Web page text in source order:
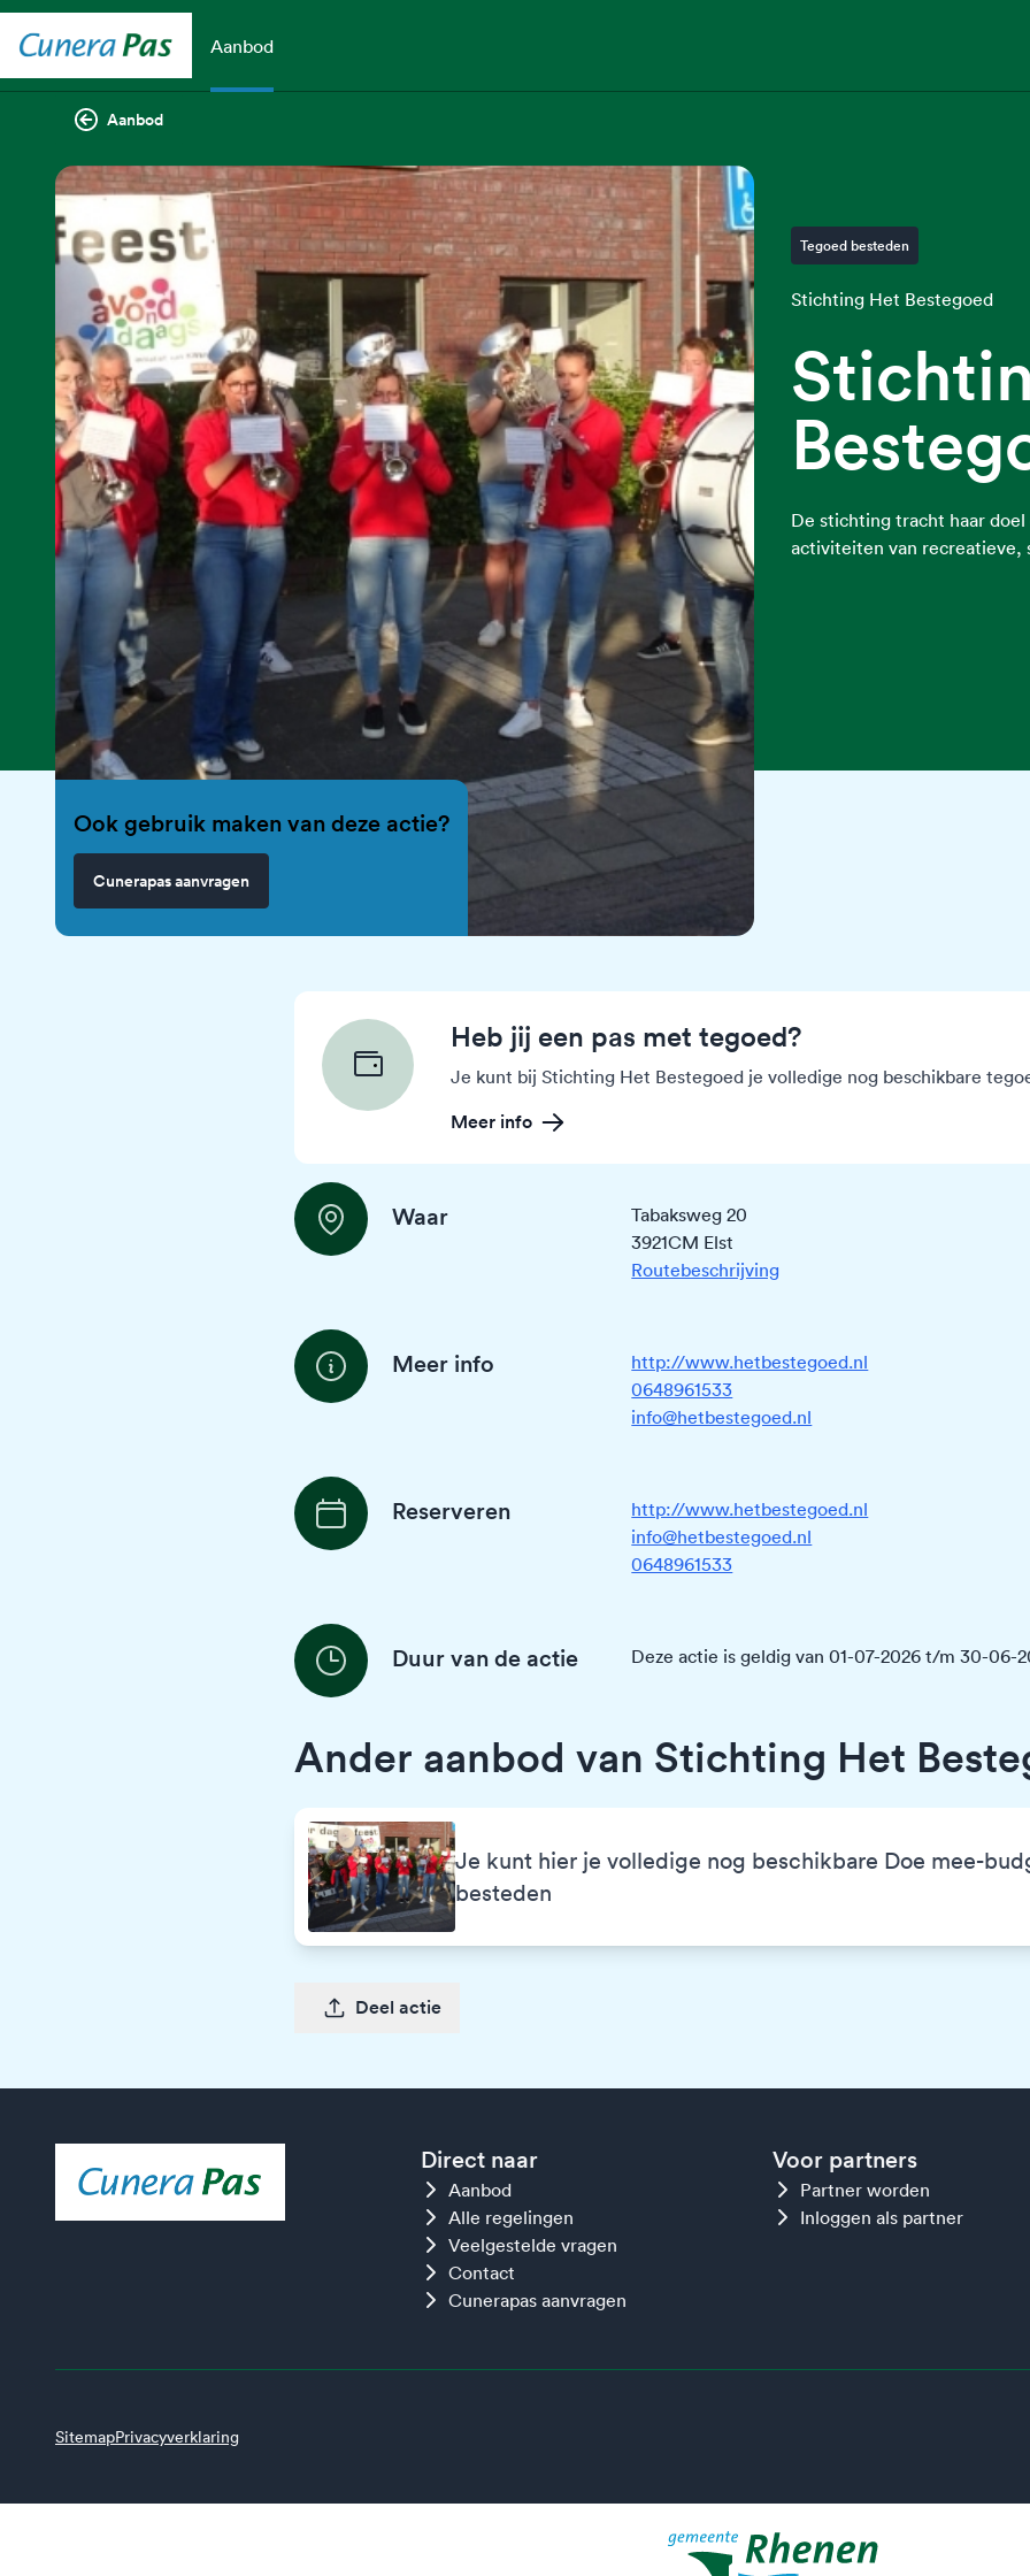
Aanbod
Aanbod
Tegoed besteden
Stichting Het Bestegoed
De stichting tracht haar
activiteiten van recreatieve,
Ook gebruik maken van deze actie?
Cunerapas aanvragen
Heb jij een pas met tegoed?
Je kunt bij Stichting Het Bestegoed je volledige nog beschikbare
Meer info
Waar
Tabaksweg 20
3921CM Elst
Routebeschrijving
Meer info
http://www.hetbestegoed.nl
0648961533
info@hetbestegoed.nl
Reserveren
http://www.hetbestegoed.nl
info@hetbestegoed.nl
0648961533
Duur van de actie Deze actie is geldig van 01-07-2026 t/m 30-06-
Ander aanbod van Stichting Het
Je kunt hier je volledige nog beschikbare Doe mee-
besteden
Deel actie
Direct naar
Aanbod
Alle regelingen
Veelgestelde vragen
Contact
Cunerapas aanvragen
Voor partners
Partner worden
Inloggen als partner
SitemapPrivacyverklaring